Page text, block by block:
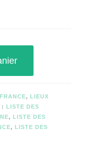
, LIEUX
: LISTE DES
, LISTE DES
, LISTE DES